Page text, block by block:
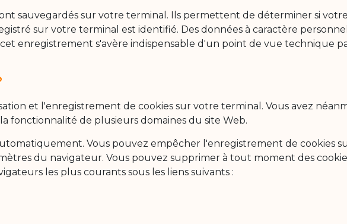
sauvegardés sur votre terminal. Ils permettent de déterminer si
sur votre terminal est identifié. Des données à caractère
cet enregistrement s'avère indispensable d'un point de vue technique
et l'enregistrement de cookies sur votre terminal. Vous avez
fonctionnalité de plusieurs domaines du site Web.
Vous pouvez empêcher l'enregistrement de cookies
du navigateur. Vous pouvez supprimer à tout moment des
les plus courants sous les liens suivants :